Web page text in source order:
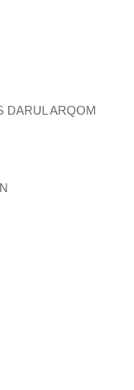
DARUL ARQOM